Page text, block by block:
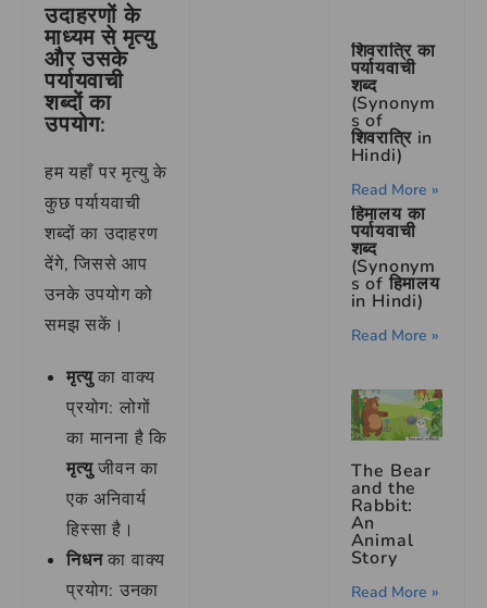
उदाहरणों के
माध्यम से मृत्यु
और उसके
पर्यायवाची
शब्दों का
उपयोग:
हम यहाँ पर मृत्यु के
कुछ पर्यायवाची
शब्दों का उदाहरण
देंगे, जिससे आप
उनके उपयोग को
समझ सकें।
मृत्युका वाक्य
प्रयोग: लोगों
का मानना है कि
मृत्युजीवन का
एक अनिवार्य
हिस्सा है।
निधनका वाक्य
प्रयोग: उनका
शिवरात्रि का
पर्यायवाची
शब्द
(Synonym
s of
शिवरात्रि in
Hindi)
Read More »
हिमालय का
पर्यायवाची
शब्द
(Synonym
s of हिमालय
in Hindi)
Read More »
The Bear
and the
Rabbit:
An
Animal
Story
Read More »